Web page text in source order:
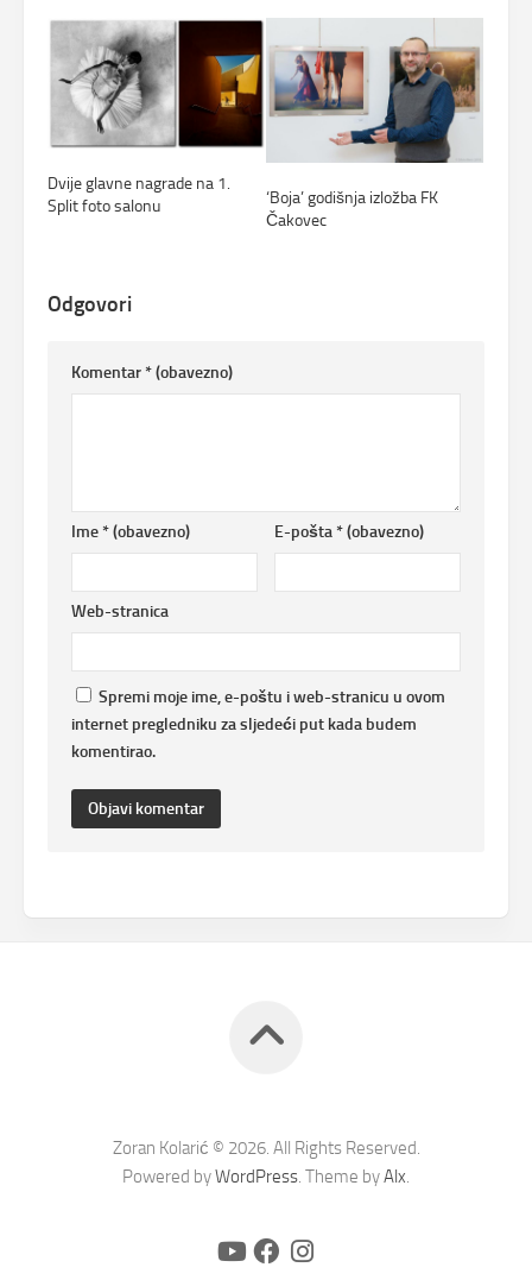
Dvije glavne nagrade na 1.
Split foto salonu
‘Boja’ godišnja izložba FK
Čakovec
Odgovori
Komentar* (obavezno)
Ime* (obavezno) E-pošta* (obavezno)
Web-stranica
Spremi moje ime, e-poštu i web-stranicu u ovom
internet pregledniku za sljedeći put kada budem
komentirao.
Zoran Kolarić © 2026. All Rights Reserved.
Powered byWordPress. Theme byAlx.